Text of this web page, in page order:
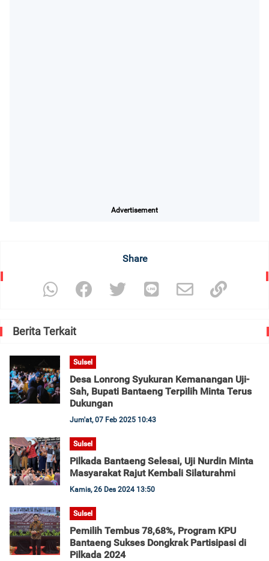
Advertisement
Share
Berita Terkait
Sulsel
Desa Lonrong Syukuran Kemanangan Uji-
Sah, Bupati Bantaeng Terpilih Minta Terus
Dukungan
Jum'at, 07 Feb 2025 10:43
Sulsel
Pilkada Bantaeng Selesai, Uji Nurdin Minta
Masyarakat Rajut Kembali Silaturahmi
Kamis, 26 Des 2024 13:50
Sulsel
Pemilih Tembus 78,68%, Program KPU
Bantaeng Sukses Dongkrak Partisipasi di
Pilkada 2024